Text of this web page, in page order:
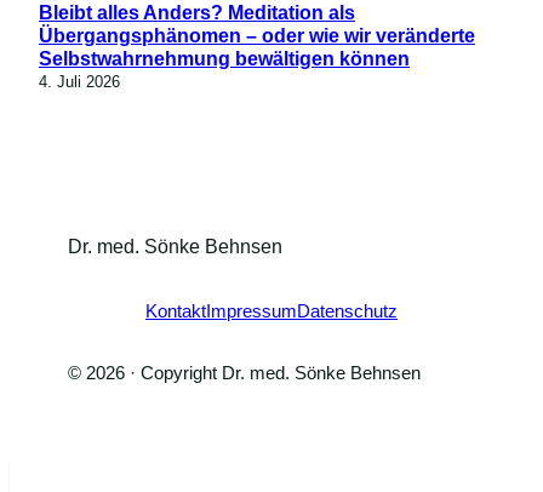
Bleibt alles Anders? Meditation als
Übergangsphänomen – oder wie wir veränderte
Selbstwahrnehmung bewältigen können
4. Juli 2026
Dr. med. Sönke Behnsen
KontaktImpressumDatenschutz
© 2026 · Copyright Dr. med. Sönke Behnsen